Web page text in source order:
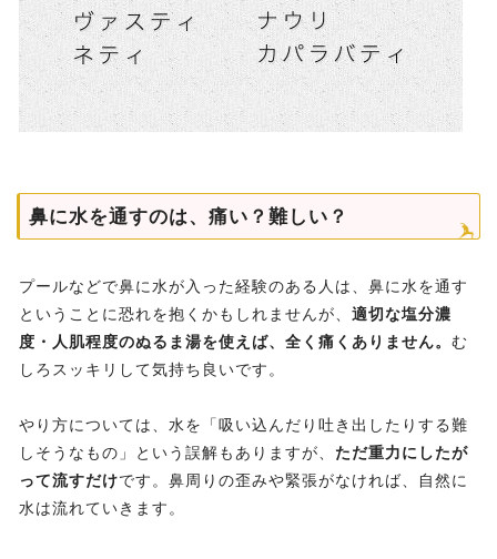
鼻に水を通すのは、痛い？難しい？
プールなどで鼻に水が入った経験のある人は、鼻に水を通す
ということに恐れを抱くかもしれませんが、 適切な塩分濃
度・人肌程度のぬるま湯を使えば、全く痛くありません。 む
しろスッキリして気持ち良いです。
やり方については、水を「吸い込んだり吐き出したりする難
しそうなもの」という誤解もありますが、 ただ重力にしたが
って流すだけです。鼻周りの歪みや緊張がなければ、自然に
水は流れていきます。